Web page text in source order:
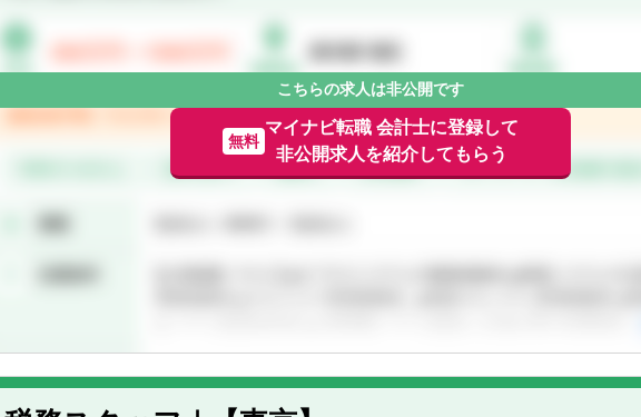
こちらの求人は非公開です
無料
マイナビ転職 会計士に登録して
非公開求人を紹介してもらう